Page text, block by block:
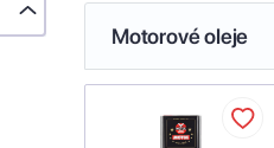
Motorové oleje